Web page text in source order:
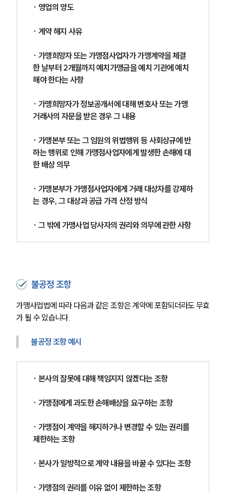
· 영업의 양도
· 계약 해지 사유
· 가맹희망자 또는 가맹점사업자가 가맹계약을 체결
한 날부터 2개월까지 예치가맹금을 예치 기관에 예치
해야 한다는 사항
· 가맹희망자가 정보공개서에 대해 변호사 또는 가맹
거래사의 자문을 받은 경우 그 내용
· 가맹본부 또는 그 임원의 위법행위 등 사회상규에 반
하는 행위로 인해 가맹점사업자에게 발생한 손해에 대
한 배상 의무
· 가맹본부가 가맹점사업자에게 거래 대상자를 강제하
는 경우, 그 대상과 공급 가격 산정 방식
· 그 밖에 가맹사업 당사자의 권리와 의무에 관한 사항
불공정 조항
가맹사업법에 따라 다음과 같은 조항은 계약에 포함되더라도 무효
가 될 수 있습니다.
불공정 조항 예시
· 본사의 잘못에 대해 책임지지 않겠다는 조항
· 가맹점에게 과도한 손해배상을 요구하는 조항
· 가맹점이 계약을 해지하거나 변경할 수 있는 권리를
제한하는 조항
· 본사가 일방적으로 계약 내용을 바꿀 수 있다는 조항
· 가맹점의 권리를 이유 없이 제한하는 조항